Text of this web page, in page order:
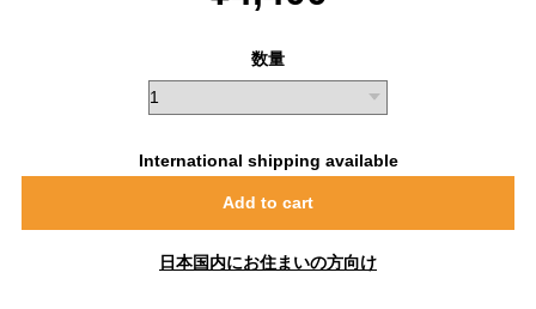
数量
International shipping available
Add to cart
日本国内にお住まいの方向け